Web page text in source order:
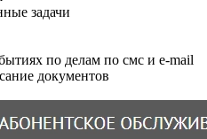
задачи
по делам по смс и e-mail
документов